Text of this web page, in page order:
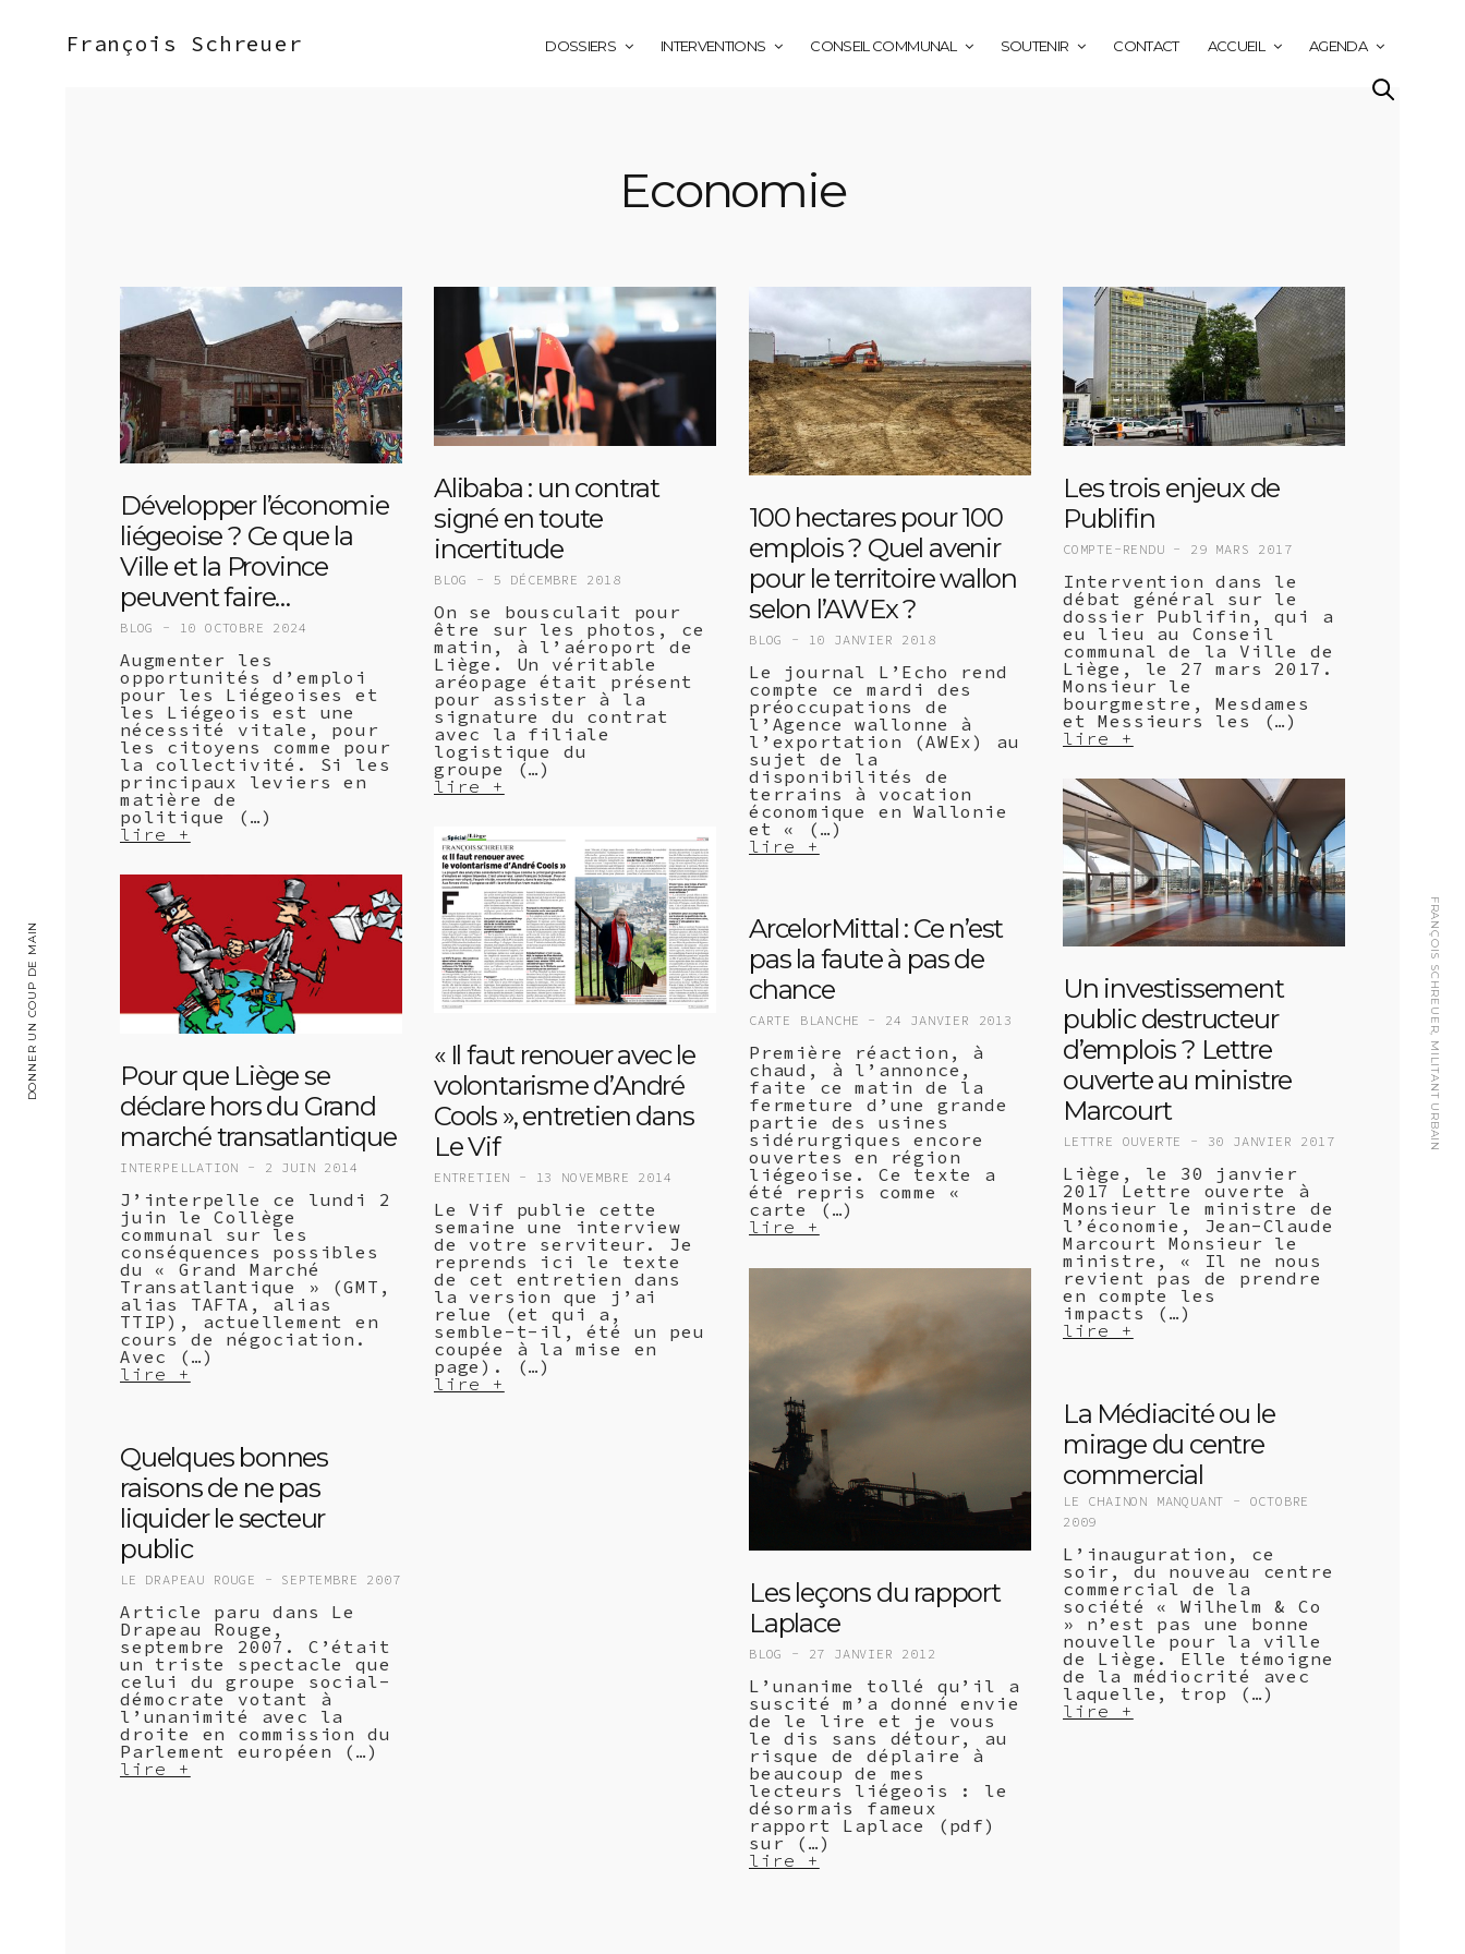
François Schreuer DOSSIERS INTERVENTIONS CONSEIL COMMUNAL SOUTENIR CONTACT ACCUEIL AGENDA
DONNER UN COUP DE MAIN FRANÇOIS SCHREUER, MILITANT URBAIN
Economie
Développer l’économie
liégeoise ? Ce que la
Ville et la Province
peuvent faire…
BLOG - 10 OCTOBRE 2024
Augmenter les
opportunités d’emploi
pour les Liégeoises et
les Liégeois est une
nécessité vitale, pour
les citoyens comme pour
la collectivité. Si les
principaux leviers en
matière de
politique (…)
lire +
Alibaba : un contrat
signé en toute
incertitude
BLOG - 5 DÉCEMBRE 2018
On se bousculait pour
être sur les photos, ce
matin, à l’aéroport de
Liège. Un véritable
aréopage était présent
pour assister à la
signature du contrat
avec la filiale
logistique du
groupe (…)
lire +
100 hectares pour 100
emplois ? Quel avenir
pour le territoire wallon
selon l’AWEx ?
BLOG - 10 JANVIER 2018
Le journal L’Echo rend
compte ce mardi des
préoccupations de
l’Agence wallonne à
l’exportation (AWEx) au
sujet de la
disponibilités de
terrains à vocation
économique en Wallonie
et « (…)
lire +
Les trois enjeux de
Publifin
COMPTE-RENDU - 29 MARS 2017
Intervention dans le
débat général sur le
dossier Publifin, qui a
eu lieu au Conseil
communal de la Ville de
Liège, le 27 mars 2017.
Monsieur le
bourgmestre, Mesdames
et Messieurs les (…)
lire +
Un investissement
public destructeur
d’emplois ? Lettre
ouverte au ministre
Marcourt
LETTRE OUVERTE - 30 JANVIER 2017
Liège, le 30 janvier
2017 Lettre ouverte à
Monsieur le ministre de
l’économie, Jean-Claude
Marcourt Monsieur le
ministre, « Il ne nous
revient pas de prendre
en compte les
impacts (…)
lire +
« Il faut renouer avec le
volontarisme d’André
Cools », entretien dans
Le Vif
ENTRETIEN - 13 NOVEMBRE 2014
Le Vif publie cette
semaine une interview
de votre serviteur. Je
reprends ici le texte
de cet entretien dans
la version que j’ai
relue (et qui a,
semble-t-il, été un peu
coupée à la mise en
page). (…)
lire +
Pour que Liège se
déclare hors du Grand
marché transatlantique
INTERPELLATION - 2 JUIN 2014
J’interpelle ce lundi 2
juin le Collège
communal sur les
conséquences possibles
du « Grand Marché
Transatlantique » (GMT,
alias TAFTA, alias
TTIP), actuellement en
cours de négociation.
Avec (…)
lire +
ArcelorMittal : Ce n’est
pas la faute à pas de
chance
CARTE BLANCHE - 24 JANVIER 2013
Première réaction, à
chaud, à l’annonce,
faite ce matin de la
fermeture d’une grande
partie des usines
sidérurgiques encore
ouvertes en région
liégeoise. Ce texte a
été repris comme «
carte (…)
lire +
Les leçons du rapport
Laplace
BLOG - 27 JANVIER 2012
L’unanime tollé qu’il a
suscité m’a donné envie
de le lire et je vous
le dis sans détour, au
risque de déplaire à
beaucoup de mes
lecteurs liégeois : le
désormais fameux
rapport Laplace (pdf)
sur (…)
lire +
La Médiacité ou le
mirage du centre
commercial
LE CHAINON MANQUANT - OCTOBRE
2009
L’inauguration, ce
soir, du nouveau centre
commercial de la
société « Wilhelm & Co
» n’est pas une bonne
nouvelle pour la ville
de Liège. Elle témoigne
de la médiocrité avec
laquelle, trop (…)
lire +
Quelques bonnes
raisons de ne pas
liquider le secteur
public
LE DRAPEAU ROUGE - SEPTEMBRE 2007
Article paru dans Le
Drapeau Rouge,
septembre 2007. C’était
un triste spectacle que
celui du groupe social-
démocrate votant à
l’unanimité avec la
droite en commission du
Parlement européen (…)
lire +